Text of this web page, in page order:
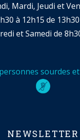
Mardi, Jeudi et
à 12h15 de
et Samedi de
sourdes
NEWSLETTER